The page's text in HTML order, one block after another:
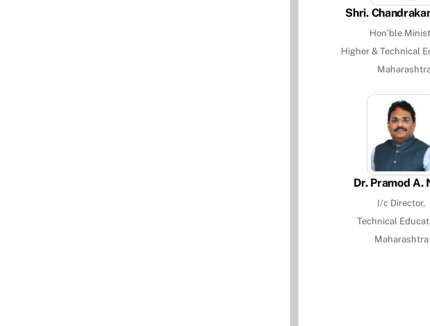
Shri.
Hon’ble
Higher & Technical
Dr. Pramod A.
I/c Director,
Technical
Maharashtra